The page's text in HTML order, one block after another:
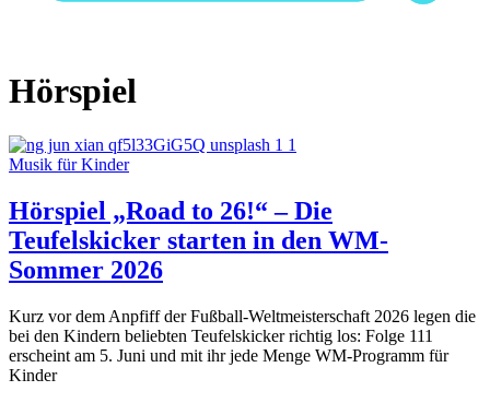
Hörspiel
Musik für Kinder
Hörspiel „Road to 26!“ – Die
Teufelskicker starten in den WM-
Sommer 2026
Kurz vor dem Anpfiff der Fußball-Weltmeisterschaft 2026 legen die
bei den Kindern beliebten Teufelskicker richtig los: Folge 111
erscheint am 5. Juni und mit ihr jede Menge WM-Programm für
Kinder